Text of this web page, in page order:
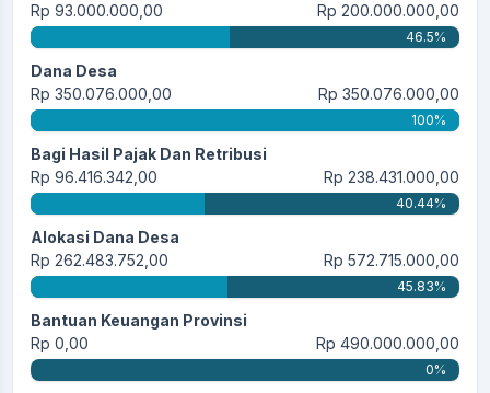
Rp 93.000.000,00
Rp 200.000.000,00
46.5%
Dana Desa
Rp 350.076.000,00
Rp 350.076.000,00
100%
Bagi Hasil Pajak Dan Retribusi
Rp 96.416.342,00
Rp 238.431.000,00
40.44%
Alokasi Dana Desa
Rp 262.483.752,00
Rp 572.715.000,00
45.83%
Bantuan Keuangan Provinsi
Rp 0,00
Rp 490.000.000,00
0%